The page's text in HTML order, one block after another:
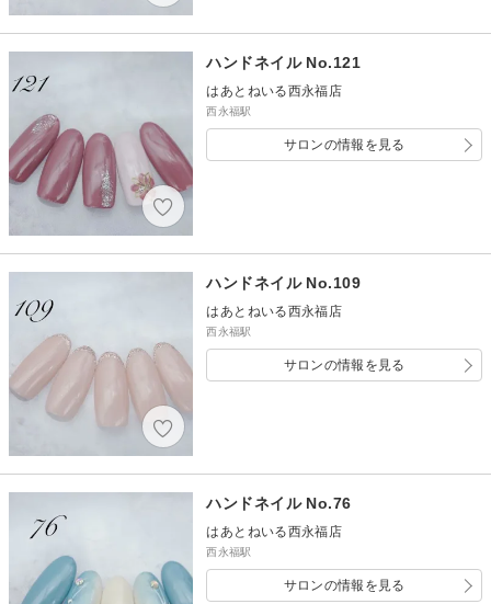
ハンドネイル No.121
はあとねいる西永福店
西永福駅
サロンの情報を見る
ハンドネイル No.109
はあとねいる西永福店
西永福駅
サロンの情報を見る
ハンドネイル No.76
はあとねいる西永福店
西永福駅
サロンの情報を見る